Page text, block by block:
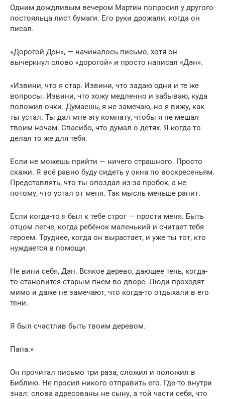
Одним дождливым вечером Мартин попросил у другого
постояльца лист бумаги. Его руки дрожали, когда он
писал.
«Дорогой Дэн», — начиналось письмо, хотя он
вычеркнул слово «дорогой» и просто написал «Дэн».
«Извини, что я стар. Извини, что задаю одни и те же
вопросы. Извини, что хожу медленно и забываю, куда
положил очки. Думаешь, я не замечаю, но я вижу, как
ты устал. Ты дал мне эту комнату, чтобы я не мешал
твоим ночам. Спасибо, что думал о детях. Я когда-то
делал то же для тебя.
Если не можешь прийти — ничего страшного. Просто
скажи. Я всё равно буду сидеть у окна по воскресеньям.
Представлять, что ты опоздал из-за пробок, а не
потому, что устал от меня. Так мысль меньше ранит.
Если когда-то я был к тебе строг — прости меня. Быть
отцом легче, когда ребёнок маленький и считает тебя
героем. Труднее, когда он вырастает, и уже ты тот, кто
нуждается в помощи.
Не вини себя, Дэн. Всякое дерево, дающее тень, когда-
то становится старым пнем во дворе. Люди проходят
мимо и даже не замечают, что когда-то отдыхали в его
тени.
Я был счастлив быть твоим деревом.
Папа.»
Он прочитал письмо три раза, сложил и положил в
Библию. Не просил никого отправить его. Где-то внутри
знал: слова адресованы не сыну, а той части себя, что